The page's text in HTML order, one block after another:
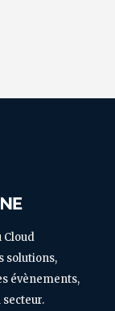
Cloud
solutions,
évènements,